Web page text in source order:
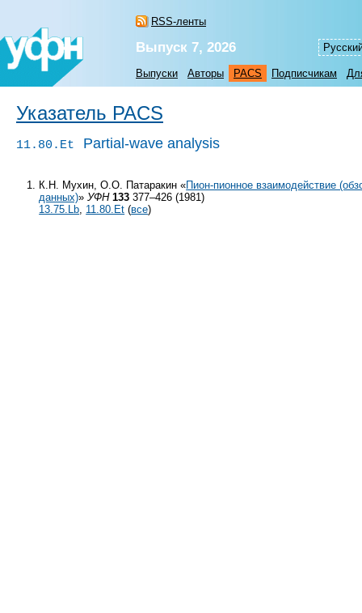
RSS-ленты
Выпуск 7, 2026
Выпуски Авторы PACS Подписчикам
Указатель PACS
11.80.Et Partial-wave analysis
К.Н. Мухин, О.О. Патаракин «Пион-пионное взаимодействие
данных)»УФН 133 377–426 (1981)
13.75.Lb, 11.80.Et (все)